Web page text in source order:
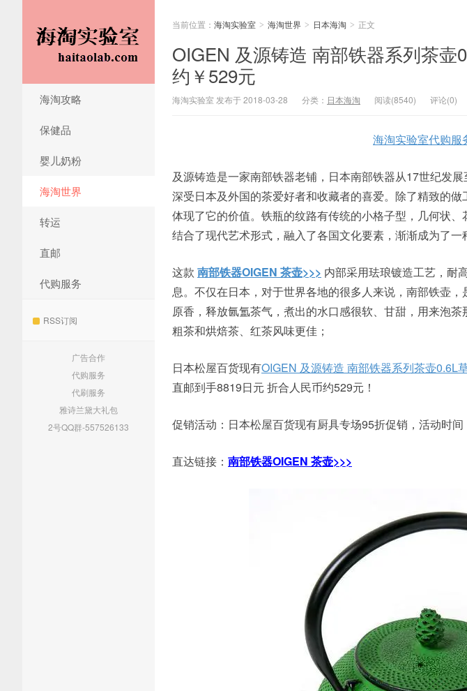
海淘攻略
保健品
婴儿奶粉
海淘世界
转运
直邮
代购服务
RSS订阅
广告合作
代购服务
代刷服务
雅诗兰黛大礼包
2号QQ群-557526133
当前位置： 海淘实验室 > 海淘世界 > 日本海淘 > 正文
OIGEN 及源铸造 南部铁器系列茶壶
约￥529元
海淘实验室 发布于 2018-03-28 分类： 日本海淘 阅读(8540) 评论(0)
海淘实验室代购服
及源铸造是一家南部铁器老铺，日本南部铁器从17世纪发
深受日本及外国的茶爱好者和收藏者的喜爱。除了精致的
体现了它的价值。铁瓶的纹路有传统的小格子型，几何状
结合了现代艺术形式，融入了各国文化要素，渐渐成为了一
这款 南部铁器OIGEN 茶壶>>> 内部采用珐琅镀造工艺，耐
息。不仅在日本，对于世界各地的很多人来说，南部铁壶
原香，释放氤氲茶气，煮出的水口感很软、甘甜，用来泡
粗茶和烘焙茶、红茶风味更佳；
日本松屋百货现有OIGEN 及源铸造 南部铁器系列茶壶0.6L
直邮到手8819日元 折合人民币约529元！
促销活动：日本松屋百货现有厨具专场95折促销，活动时
直达链接： 南部铁器OIGEN 茶壶>>>